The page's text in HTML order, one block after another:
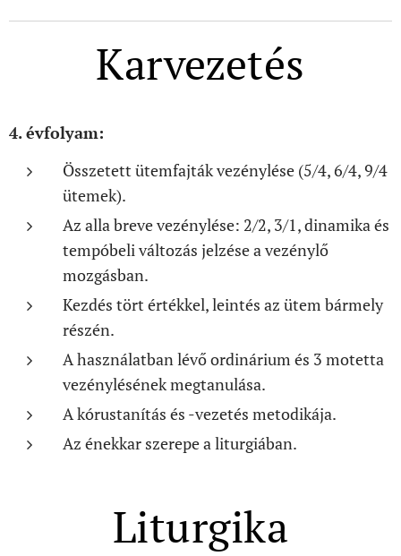
Karvezetés
4. évfolyam:
Összetett ütemfajták vezénylése (5/4, 6/4, 9/4
ütemek).
Az alla breve vezénylése: 2/2, 3/1, dinamika és
tempóbeli változás jelzése a vezénylő
mozgásban.
Kezdés tört értékkel, leintés az ütem bármely
részén.
A használatban lévő ordinárium és 3 motetta
vezénylésének megtanulása.
A kórustanítás és -vezetés metodikája.
Az énekkar szerepe a liturgiában.
Liturgika